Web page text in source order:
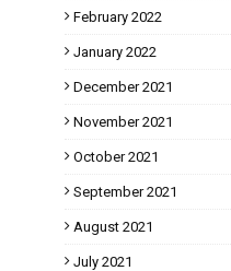
February 2022
January 2022
December 2021
November 2021
October 2021
September 2021
August 2021
July 2021